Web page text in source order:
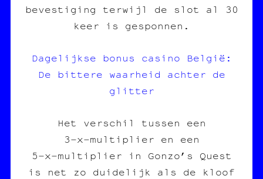
bevestiging terwijl de slot al 30
keer is gesponnen.
Dagelijkse bonus casino België:
De bittere waarheid achter de
glitter
Het verschil tussen een
3‑x‑multiplier en een
5‑x‑multiplier in Gonzo’s Quest
is net zo duidelijk als de kloof